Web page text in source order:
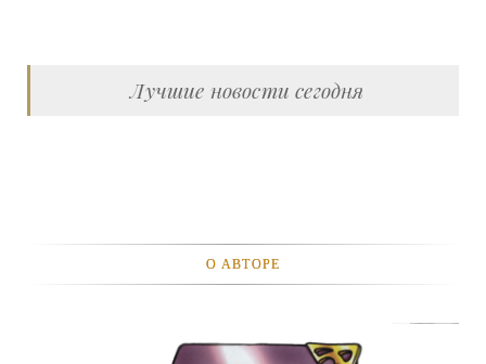
Лучшие новости сегодня
О АВТОРЕ